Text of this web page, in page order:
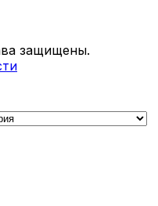
защищены.